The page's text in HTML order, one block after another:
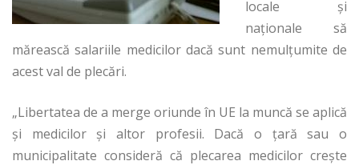
locale şi
naţionale să
mărească salariile medicilor dacă sunt nemulţumite de
acest val de plecări.
„Libertatea de a merge oriunde în UE la muncă se aplică
şi medicilor şi altor profesii. Dacă o ţară sau o
municipalitate consideră că plecarea medicilor creşte